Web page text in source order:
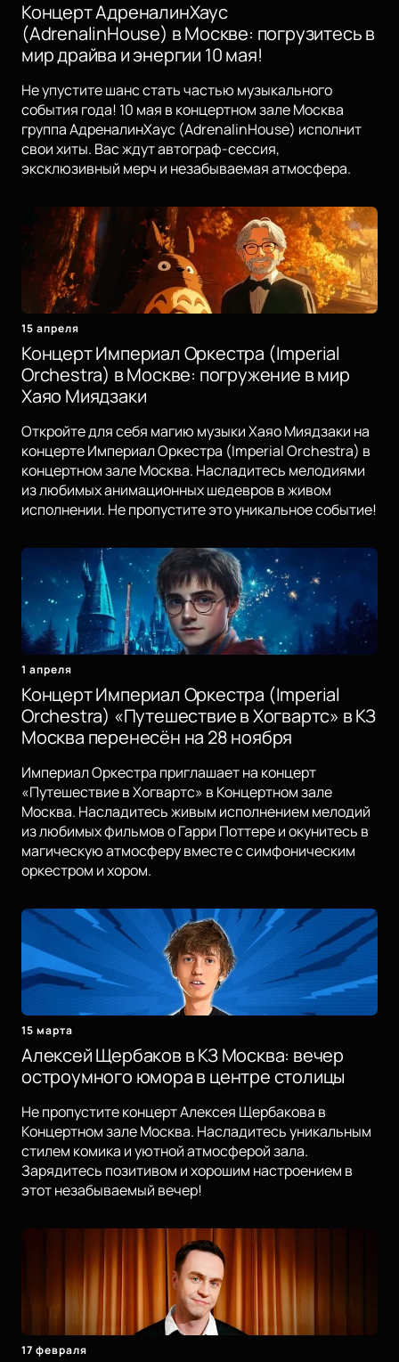
Концерт АдреналинХаус
(AdrenalinHouse) в Москве: погрузитесь в
мир драйва и энергии 10 мая!
Не упустите шанс стать частью музыкального
события года! 10 мая в концертном зале Москва
группа АдреналинХаус (AdrenalinHouse) исполнит
свои хиты. Вас ждут автограф-сессия,
эксклюзивный мерч и незабываемая атмосфера.
15 апреля
Концерт Империал Оркестра (Imperial
Orchestra) в Москве: погружение в мир
Хаяо Миядзаки
Откройте для себя магию музыки Хаяо Миядзаки на
концерте Империал Оркестра (Imperial Orchestra) в
концертном зале Москва. Насладитесь мелодиями
из любимых анимационных шедевров в живом
исполнении. Не пропустите это уникальное событие!
1 апреля
Концерт Империал Оркестра (Imperial
Orchestra) «Путешествие в Хогвартс» в КЗ
Москва перенесён на 28 ноября
Империал Оркестра приглашает на концерт
«Путешествие в Хогвартс» в Концертном зале
Москва. Насладитесь живым исполнением мелодий
из любимых фильмов о Гарри Поттере и окунитесь в
магическую атмосферу вместе с симфоническим
оркестром и хором.
15 марта
Алексей Щербаков в КЗ Москва: вечер
остроумного юмора в центре столицы
Не пропустите концерт Алексея Щербакова в
Концертном зале Москва. Насладитесь уникальным
стилем комика и уютной атмосферой зала.
Зарядитесь позитивом и хорошим настроением в
этот незабываемый вечер!
17 февраля